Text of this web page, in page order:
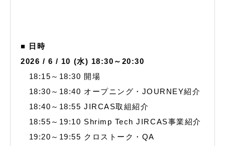
■ 日時
2026 / 6 / 10 (水) 18:30～20:30
18:15～18:30 開場
18:30～18:40 オープニング・JOURNEY紹介
18:40～18:55 JIRCAS取組紹介
18:55～19:10 Shrimp Tech JIRCAS事業紹介
19:20～19:55 クロストーク・QA